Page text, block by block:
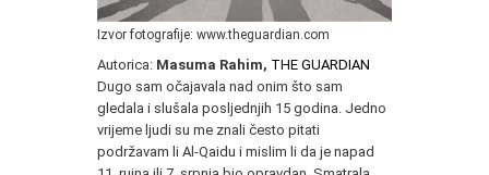
Izvor fotografije: www.theguardian.com
Autorica: Masuma Rahim, THE GUARDIAN
Dugo sam očajavala nad onim što sam
gledala i slušala posljednjih 15 godina. Jedno
vrijeme ljudi su me znali često pitati
podržavam li Al-Qaidu i mislim li da je napad